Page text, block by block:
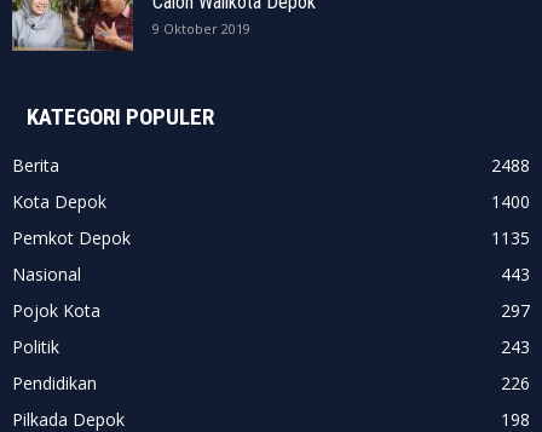
9 Oktober 2019
KATEGORI POPULER
Berita
2488
Kota Depok
1400
Pemkot Depok
1135
Nasional
443
Pojok Kota
297
Politik
243
Pendidikan
226
Pilkada Depok
198